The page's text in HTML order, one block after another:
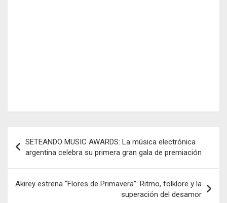
de
entradas
SETEANDO MUSIC AWARDS: La música electrónica
argentina celebra su primera gran gala de premiación
Akirey estrena “Flores de Primavera”: Ritmo, folklore y la
superación del desamor